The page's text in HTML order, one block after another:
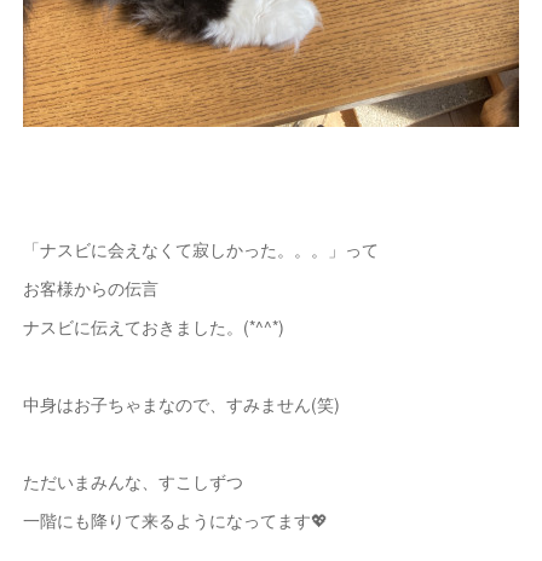
「ナスビに会えなくて寂しかった。。。」って
お客様からの伝言
ナスビに伝えておきました。(*^^*)
中身はお子ちゃまなので、すみません(笑)
ただいまみんな、すこしずつ
一階にも降りて来るようになってます💖